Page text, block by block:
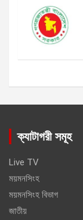
ক্যাটাগরী সমূহ
Live TV
ময়মনসিংহ
ময়মনসিংহ বিভাগ
জাতীয়